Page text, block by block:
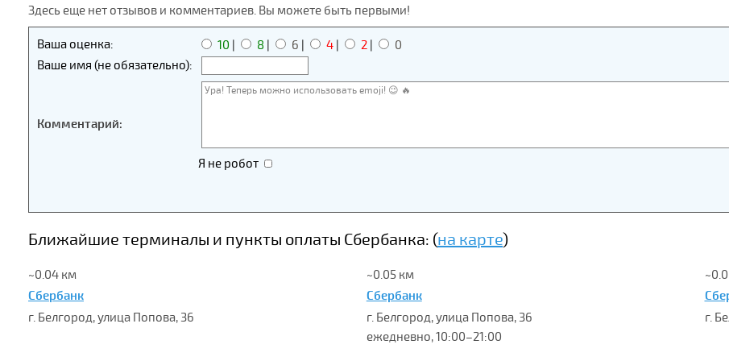
Здесь еще нет отзывов и комментариев. Вы можете быть первыми!
Ваша оценка: 10 8 6 4 2
0
Ваше имя (не обязательно):
Комментарий:
Я не робот
Ближайшие терминалы и пункты оплаты Сбербанка: (на карте)
~0.04 км
Сбербанк
г. Белгород, улица Попова, 36
~0.05 км
Сбербанк
г. Белгород, улица Попова, 36
ежедневно, 10:00–21:00
г.